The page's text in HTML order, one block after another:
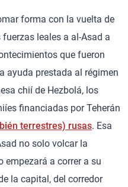
forma con la vuelta de
leales a al-Asad a
que fueron
ayuda prestada al régimen
chií de Hezbolá, los
financiadas por Teherán
terrestres) rusas. Esa
no solo volcar la
empezará a correr a su
la capital, del corredor